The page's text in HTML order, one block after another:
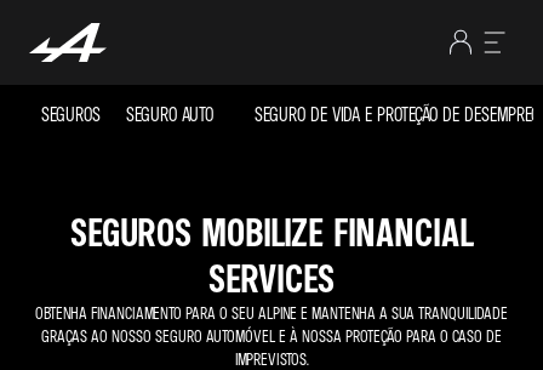
SEGUROS SEGURO AUTO SEGURO DE VIDA E PROTEÇÃO DE
SEGUROS MOBILIZE FINANCIAL
SERVICES
OBTENHA FINANCIAMENTO PARA O SEU ALPINE E MANTENHA A SUA TRANQUILIDADE
GRAÇAS AO NOSSO SEGURO AUTOMÓVEL E À NOSSA PROTEÇÃO PARA O CASO DE
IMPREVISTOS.